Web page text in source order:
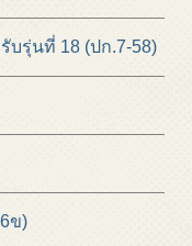
รุ่นที่ 18 (ปก.7-58)
ข)